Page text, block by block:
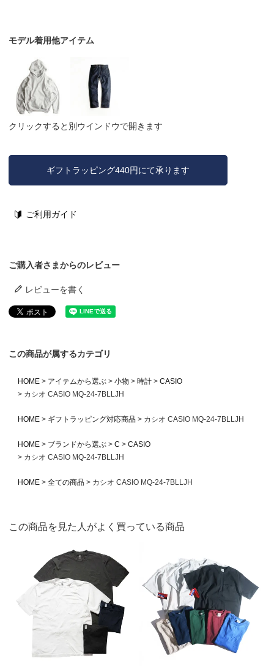
モデル着用他アイテム
クリックすると別ウインドウで開きます
ギフトラッピング440円にて承ります
ご利用ガイド
ご購入者さまからのレビュー
レビューを書く
この商品が属するカテゴリ
HOME アイテムから選ぶ 小物 時計
CASIO
カシオ CASIO MQ-24-7BLLJH
HOME ギフトラッピング対応商品 カシオ CASIO MQ-24-7BLLJH
HOME ブランドから選ぶ C
CASIO
カシオ CASIO MQ-24-7BLLJH
HOME 全ての商品 カシオ CASIO MQ-24-7BLLJH
この商品を見た人がよく買っている商品